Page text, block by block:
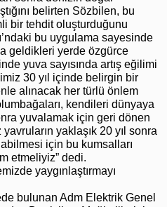
belirten Sözbilen, bu
bir tehdit oluşturduğunu
bu uygulama sayesinde
geldikleri yerde özgürce
yuva sayısında artış eğilimi
30 yıl içinde belirgin bir
alınacak her türlü önlem
kendileri dünyaya
yuvalamak için geri dönen
yaklaşık 20 yıl sonra
için bu kumsalları
etmeliyiz” dedi.
yaygınlaştırmayı
bulunan Adm Elektrik Genel